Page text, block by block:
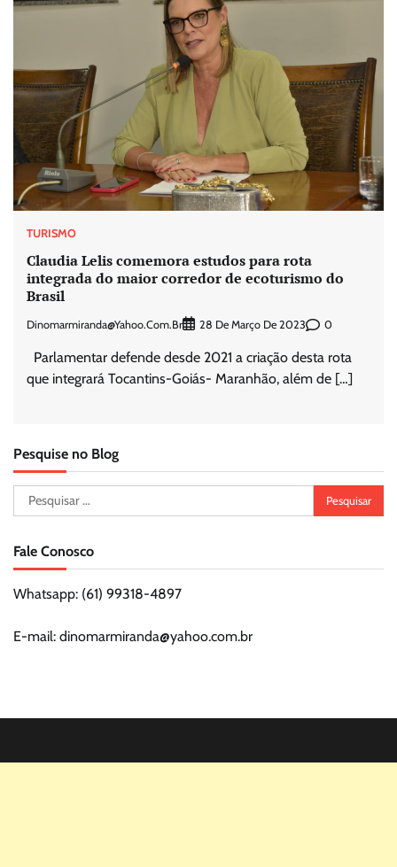
TURISMO
Claudia Lelis comemora estudos para rota
integrada do maior corredor de ecoturismo do
Brasil
Dinomarmiranda@yahoo.com.br 28 De Março De 2023 0
Parlamentar defende desde 2021 a criação desta rota
que integrará Tocantins-Goiás- Maranhão, além de […]
Pesquise no Blog
Pesquisar
por:
Fale Conosco
Whatsapp: (61) 99318-4897
E-mail: dinomarmiranda@yahoo.com.br